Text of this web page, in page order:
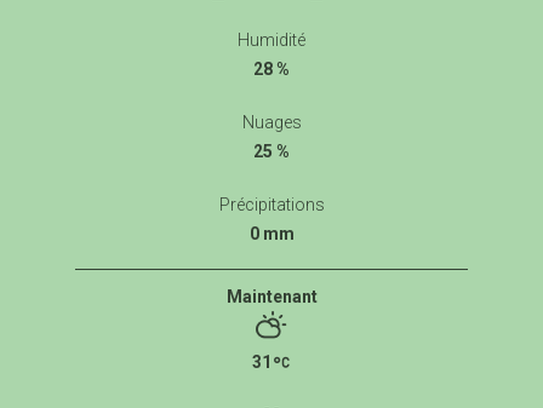
Humidité
28 %
Nuages
25 %
Précipitations
0 mm
Maintenant
31